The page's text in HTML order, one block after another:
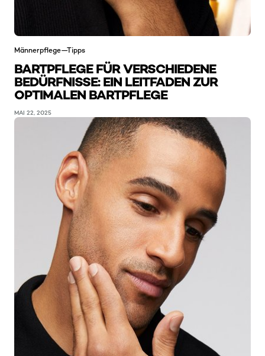
Männerpflege—Tipps
BARTPFLEGE FÜR VERSCHIEDENE
BEDÜRFNISSE: EIN LEITFADEN ZUR
OPTIMALEN BARTPFLEGE
MAI 22, 2025